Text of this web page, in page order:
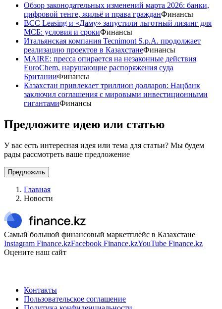
Обзор законодательных изменений марта 2026: банки,
цифровой тенге, жильё и права гражданФинансы
BCC Leasing и «Даму» запустили льготный лизинг для
МСБ: условия и срокиФинансы
Итальянская компания Tecnimont S.p.A. продолжает
реализацию проектов в КазахстанеФинансы
MAIRE: пресса опирается на незаконные действия
EuroChem, нарушающие распоряжения суда
БританииФинансы
Казахстан привлекает триллион долларов: Нацбанк
заключил соглашения с мировыми инвестиционными
гигантамиФинансы
Предложите идею или статью
У вас есть интересная идея или тема для статьи? Мы будем
рады рассмотреть ваше предложение
Предложить
Главная
Новости
Самый большой финансовый маркетплейс в Казахстане
Instagram Finance.kzFacebook Finance.kzYouTube Finance.kz
Оцените наш сайт
Контакты
Пользовательское соглашение